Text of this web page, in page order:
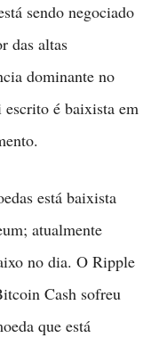
sendo negociado
das altas
dominante no
é baixista em
está baixista
atualmente
no dia. O Ripple
Cash sofreu
que está